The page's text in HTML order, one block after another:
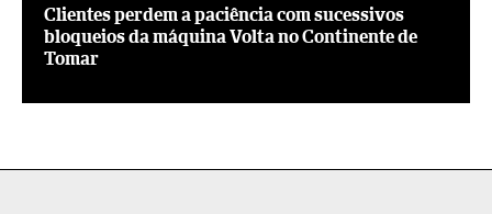
Clientes perdem a paciência com sucessivos
bloqueios da máquina Volta no Continente de
Tomar